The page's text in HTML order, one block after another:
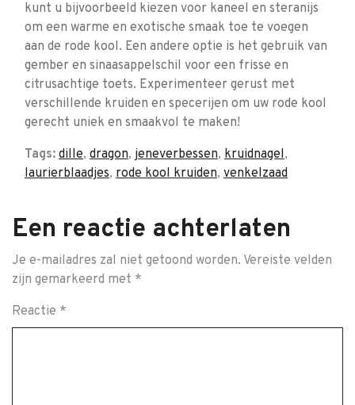
kunt u bijvoorbeeld kiezen voor kaneel en steranijs
om een warme en exotische smaak toe te voegen
aan de rode kool. Een andere optie is het gebruik van
gember en sinaasappelschil voor een frisse en
citrusachtige toets. Experimenteer gerust met
verschillende kruiden en specerijen om uw rode kool
gerecht uniek en smaakvol te maken!
Tags: dille, dragon, jeneverbessen, kruidnagel,
laurierblaadjes, rode kool kruiden, venkelzaad
Een reactie achterlaten
Je e-mailadres zal niet getoond worden. Vereiste velden
zijn gemarkeerd met *
Reactie *